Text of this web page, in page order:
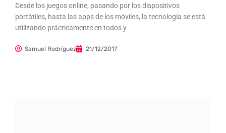
Desde los juegos online, pasando por los dispositivos
portátiles, hasta las apps de los móviles, la tecnología se está
utilizando prácticamente en todos y
Samuel Rodríguez 21/12/2017